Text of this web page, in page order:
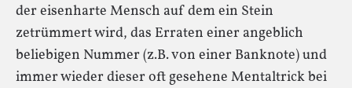
der eisenharte Mensch auf dem ein Stein
zetrümmert wird, das Erraten einer angeblich
beliebigen Nummer (z.B. von einer Banknote) und
immer wieder dieser oft gesehene Mentaltrick bei